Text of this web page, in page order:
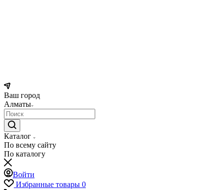
Ваш город
Алматы
Каталог
По всему сайту
По каталогу
Войти
Избранные товары 0